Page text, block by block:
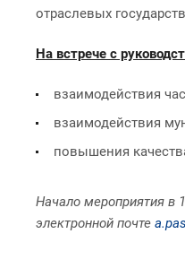
отраслевых
На встрече с
взаимодействия
взаимодействия
повышения
Начало мероприятия в
электронной почте